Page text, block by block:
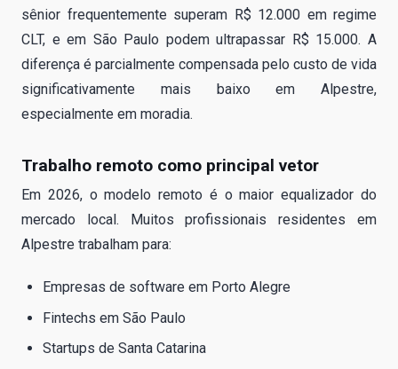
sênior frequentemente superam R$ 12.000 em regime
CLT, e em São Paulo podem ultrapassar R$ 15.000. A
diferença é parcialmente compensada pelo custo de vida
significativamente mais baixo em Alpestre,
especialmente em moradia.
Trabalho remoto como principal vetor
Em 2026, o modelo remoto é o maior equalizador do
mercado local. Muitos profissionais residentes em
Alpestre trabalham para:
Empresas de software em Porto Alegre
Fintechs em São Paulo
Startups de Santa Catarina